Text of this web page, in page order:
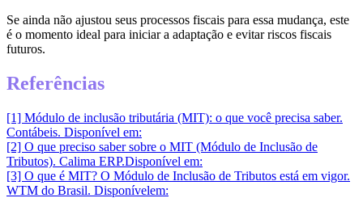
Se ainda não ajustou seus processos fiscais para essa mudança, este
é o momento ideal para iniciar a adaptação e evitar riscos fiscais
futuros.
Referências
[1] Módulo de inclusão tributária (MIT): o que você precisa saber.
Contábeis. Disponível em:
[2] O que preciso saber sobre o MIT (Módulo de Inclusão de
Tributos). Calima ERP.Disponível em:
[3] O que é MIT? O Módulo de Inclusão de Tributos está em vigor.
WTM do Brasil. Disponívelem: